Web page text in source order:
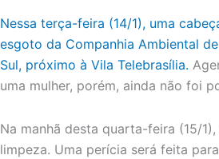
Nessa terça-feira (14/1), uma
esgoto da Companhia Ambiental
Sul, próximo à Vila Telebrasília.
uma mulher, porém, ainda não foi
Na manhã desta quarta-feira (15/
limpeza. Uma perícia será feita